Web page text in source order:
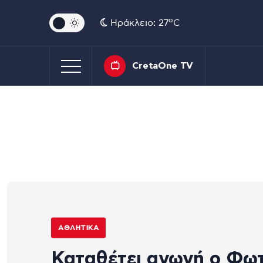
Ηράκλειο: 27oC
CretaOne TV
ΑΘΛΗΤΙΚΆ
Καταθέτει αγωγή ο